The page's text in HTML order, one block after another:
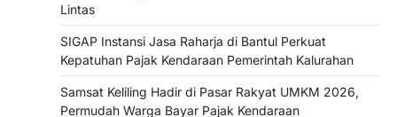
Lintas
SIGAP Instansi Jasa Raharja di Bantul Perkuat
Kepatuhan Pajak Kendaraan Pemerintah Kalurahan
Samsat Keliling Hadir di Pasar Rakyat UMKM 2026,
Permudah Warga Bayar Pajak Kendaraan